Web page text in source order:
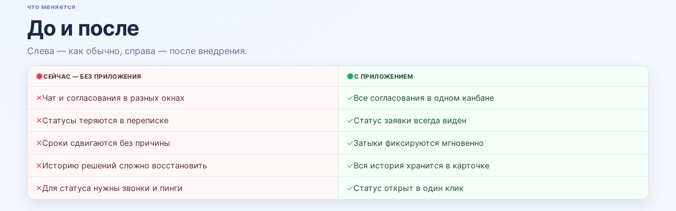
что меняется
До и после
Слева — как обычно, справа — после внедрения.
●СЕЙЧАС — БЕЗ ПРИЛОЖЕНИЯ ●С ПРИЛОЖЕНИЕМ
✕Чат и согласования в разных окнах ✓Все согласования в одном канбане
✕Статусы теряются в переписке ✓Статус заявки всегда виден
✕Сроки сдвигаются без причины ✓Затыки фиксируются мгновенно
✕Историю решений сложно восстановить ✓Вся история хранится в карточке
✕Для статуса нужны звонки и пинги ✓Статус открыт в один клик